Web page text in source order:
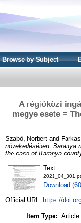
Browse by Subject
A régióközi
megye esete =
Szabó, Norbert and
növekedésében: Baranya
the case of Baranya
Text
Download
Official URL: https://
Item Type: Article